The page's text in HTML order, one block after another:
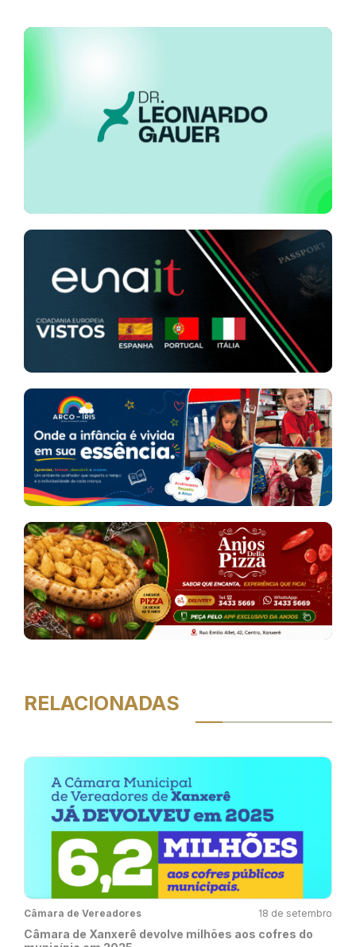
RELACIONADAS
Câmara de Vereadores 18 de setembro
Câmara de Xanxerê devolve milhões aos cofres do